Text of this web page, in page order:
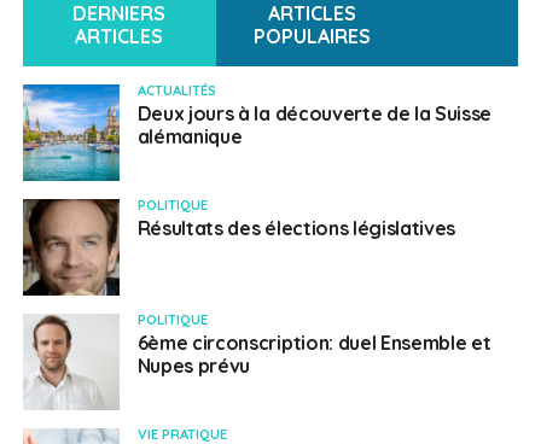
DERNIERS
ARTICLES
ARTICLES
POPULAIRES
ACTUALITÉS
Deux jours à la découverte de la Suisse
alémanique
POLITIQUE
Résultats des élections législatives
POLITIQUE
6ème circonscription: duel Ensemble et
Nupes prévu
VIE PRATIQUE